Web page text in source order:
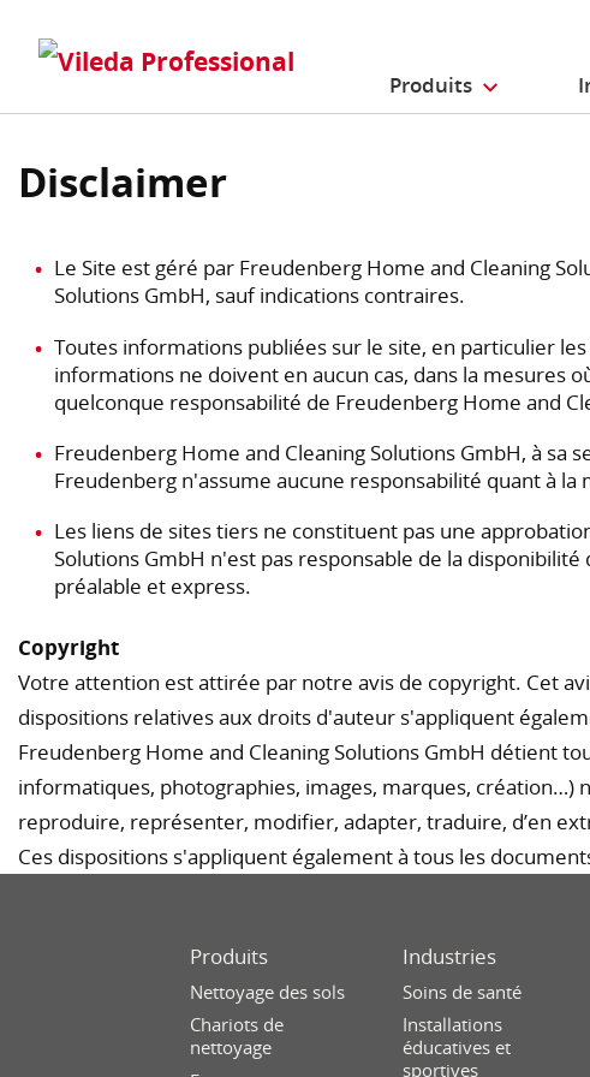
Produits
Disclaimer
Le Site est géré par Freudenberg Home and Cleaning
Solutions GmbH, sauf indications contraires.
Toutes informations publiées sur le site, en particulier
informations ne doivent en aucun cas, dans la
quelconque responsabilité de Freudenberg Home and
Freudenberg Home and Cleaning Solutions GmbH, à
Freudenberg n'assume aucune responsabilité quant à la
Les liens de sites tiers ne constituent pas une
Solutions GmbH n'est pas responsable de la
préalable et express.
Copyright
Votre attention est attirée par notre avis de copyright. Cet
dispositions relatives aux droits d'auteur s'appliquent
Freudenberg Home and Cleaning Solutions GmbH détient
informatiques, photographies, images, marques,
reproduire, représenter, modifier, adapter, traduire, d’en
Ces dispositions s'appliquent également à tous les
Produits
Nettoyage des sols
Chariots de
nettoyage
Industries
Soins de santé
Installations
éducatives et
sportives